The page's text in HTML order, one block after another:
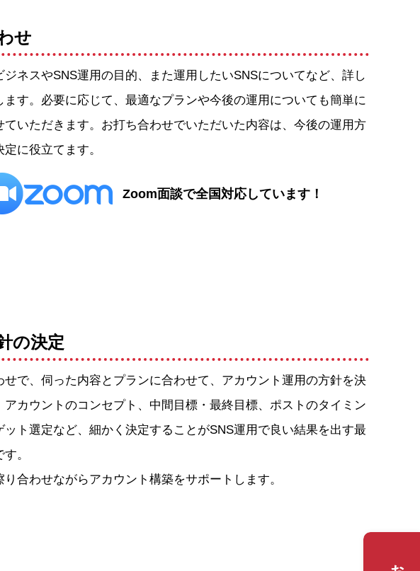
せ
ジネスやSNS運用の目的、また運用したいSNSについてなど、詳し
ます。必要に応じて、最適なプランや今後の運用についても簡単に
ていただきます。お打ち合わせでいただいた内容は、今後の運用方
に役立てます。
Zoom面談で全国対応しています！
の決定
せで、伺った内容とプランに合わせて、アカウント運用の方針を決
アカウントのコンセプト、中間目標・最終目標、ポストのタイミン
ット選定など、細かく決定することがSNS運用で良い結果を出す最
。
り合わせながらアカウント構築をサポートします。